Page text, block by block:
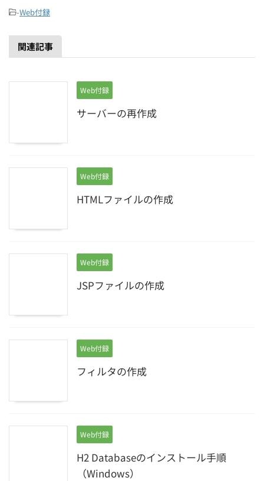
-Web付録
関連記事
Web付録
サーバーの再作成
Web付録
HTMLファイルの作成
Web付録
JSPファイルの作成
Web付録
フィルタの作成
Web付録
H2 Databaseのインストール手順
（Windows）